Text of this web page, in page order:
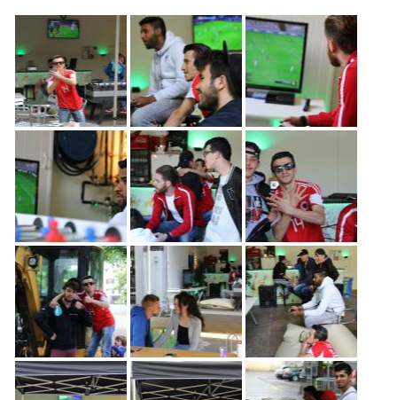
Agenda
Netzwerk
Spenden
Jobs
Freiwilligenarbeit
News
Newsletter